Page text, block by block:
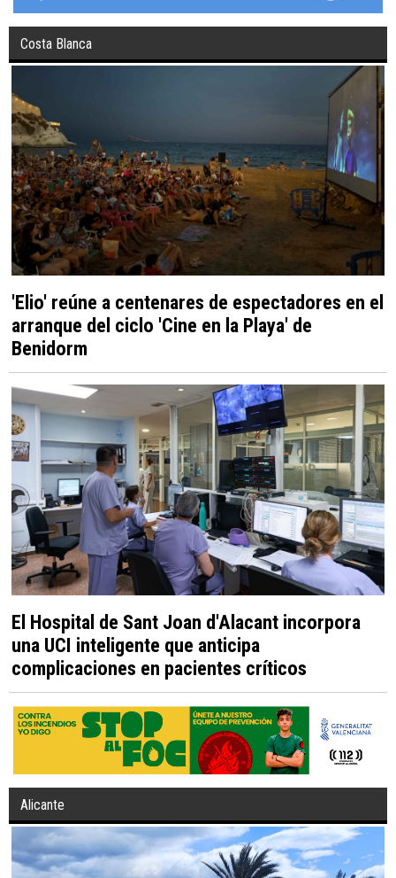
Costa Blanca
'Elio' reúne a centenares de espectadores en el
arranque del ciclo 'Cine en la Playa' de
Benidorm
El Hospital de Sant Joan d'Alacant incorpora
una UCI inteligente que anticipa
complicaciones en pacientes críticos
Alicante